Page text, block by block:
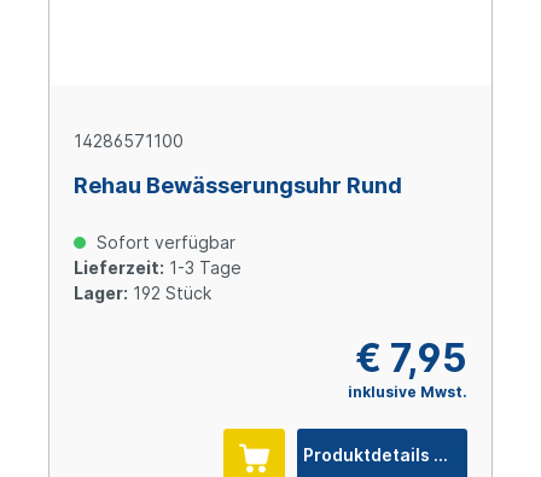
14286571100
Rehau Bewässerungsuhr Rund
Sofort verfügbar
Lieferzeit: 1-3 Tage
Lager: 192 Stück
€ 7,95
inklusive Mwst.
Produktdetails